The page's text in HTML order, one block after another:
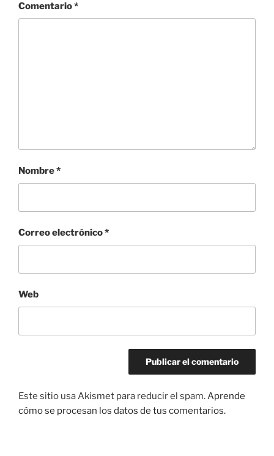
Comentario*
Nombre*
Correo electrónico*
Web
Este sitio usa Akismet para reducir el spam.Aprende
cómo se procesan los datos de tus comentarios.